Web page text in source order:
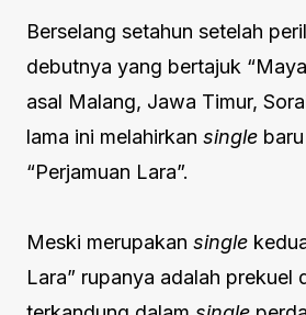
Berselang setahun setelah
debutnya yang bertajuk
asal Malang, Jawa Timur,
lama ini melahirkan single
“Perjamuan Lara”.
Meski merupakan single
Lara” rupanya adalah prekuel